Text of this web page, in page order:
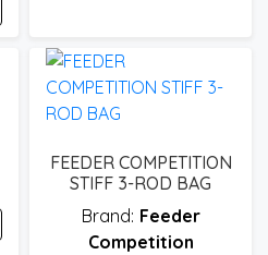
Ovaj
proizvod
FEEDER COMPETITION
STIFF 3-ROD BAG
Feeder
Competition